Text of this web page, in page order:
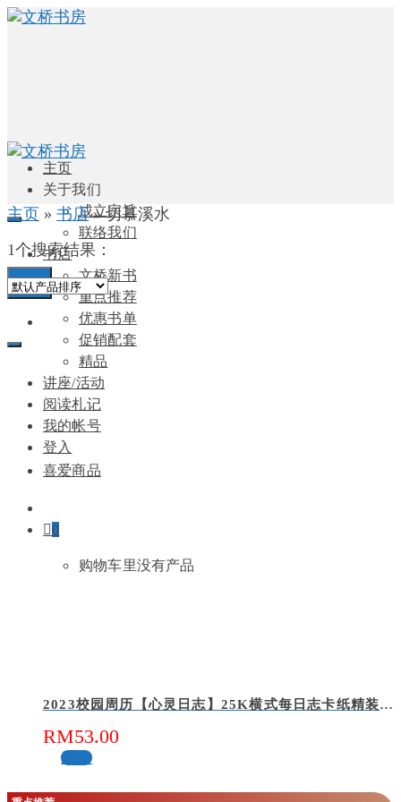
主页
关于我们
成立宗旨
联络我们
书店
文桥新书
重点推荐
优惠书单
促销配套
精品
讲座/活动
阅读札记
我的帐号
登入
喜爱商品
0
购物车里没有产品
0
主页 » 书店 » 切慕溪水
1个搜索结果：
2023校园周历【心灵日志】25K横式每日志卡纸精装 – 切慕溪水
RM53.00
缺货